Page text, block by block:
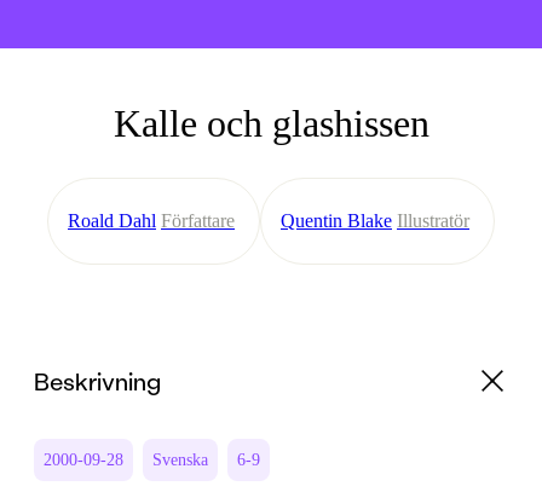
Kalle och glashissen
Roald Dahl Författare Quentin Blake Illustratör
Beskrivning
2000-09-28 Svenska 6-9